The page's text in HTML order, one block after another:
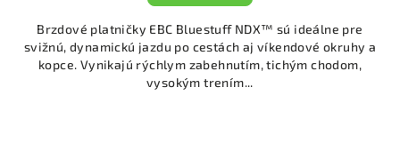
Brzdové platničky EBC Bluestuff NDX™ sú ideálne pre
svižnú, dynamickú jazdu po cestách aj víkendové okruhy a
kopce. Vynikajú rýchlym zabehnutím, tichým chodom,
vysokým trením...